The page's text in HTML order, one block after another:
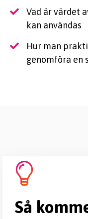
Vad är värdet
kan användas
Hur man
genomföra en
Så